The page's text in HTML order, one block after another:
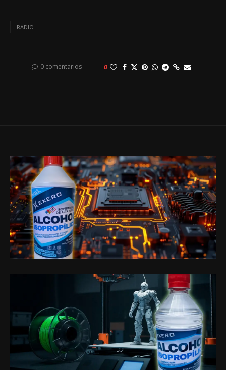
RADIO
0 comentarios 0